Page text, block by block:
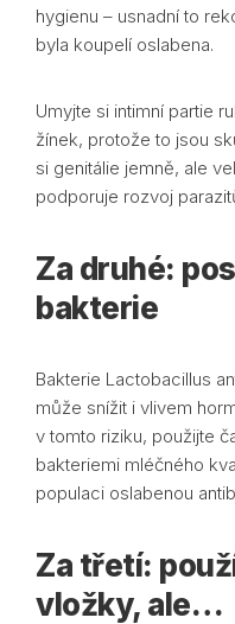
hygienu – usnadní to
byla koupelí oslabena.
Umyjte si intimní partie
žínek, protože to jsou
si genitálie jemně, ale
podporuje rozvoj
Za druhé:
bakterie
Bakterie Lactobacillus
může snížit i vlivem
v tomto riziku, použijte
bakteriemi mléčného
populaci oslabenou
Za třetí:
vložky, ale…